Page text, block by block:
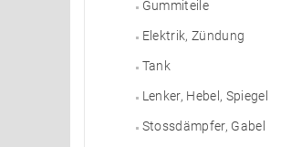
Gummiteile
Elektrik, Zündung
Tank
Lenker, Hebel, Spiegel
Stossdämpfer, Gabel